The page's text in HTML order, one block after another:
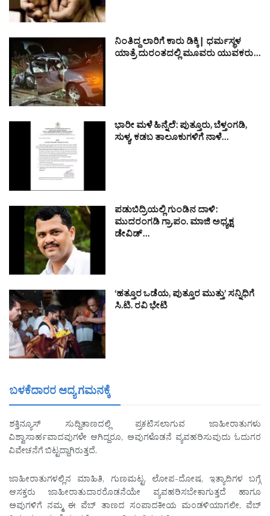
ನಿಂತಿದ್ದ ಲಾರಿಗೆ ಕಾರು ಡಿಕ್ಕಿ| ಧರ್ಮಸ್ಥಳ
ಯಾತ್ರೆ ದುರಂತದಲ್ಲಿ ಮೂವರು ಯುವಕರು…
ಭಾರೀ ಮಳೆ ಹಿನ್ನೆಲೆ: ಪುತ್ತೂರು, ಬೆಳ್ತಂಗಡಿ,
ಸುಳ್ಯ, ಕಡಬ ತಾಲೂಕುಗಳಿಗೆ ನಾಳೆ…
ಪಡುಬಿದ್ರಿಯಲ್ಲಿ ಗುಂಡಿನ ದಾಳಿ:
ಮುದರಂಗಡಿ ಗ್ರಾ.ಪಂ. ಮಾಜಿ ಅಧ್ಯಕ್ಷ
ಡೇವಿಡ್…
‘ಹತ್ತೂರ ಒಡೆಯ, ಪುತ್ತೂರ ಮುತ್ತು’ ಸನ್ನಿಧಿಗೆ
ಸಿ.ಟಿ. ರವಿ ಭೇಟಿ
ಬಳಕೆದಾರರ ಆದ್ಯ ಗಮನಕ್ಕೆ
ಶಕ್ತಿನ್ಯೂಸ್ ಸುದ್ದಿತಾಣದಲ್ಲಿ ಪ್ರಕಟಿಸಲಾಗುವ ಜಾಹೀರಾತುಗಳು
ವಿಶ್ವಾಸಾರ್ಹವಾದವುಗಳೇ ಆಗಿದ್ದರೂ, ಅವುಗಳೊಡನೆ ವ್ಯವಹರಿಸುವುದು ಓದುಗರ
ವಿವೇಚನೆಗೆ ಬಿಟ್ಟದ್ದಾಗಿರುತ್ತದೆ.
ಜಾಹೀರಾತುಗಳಲ್ಲಿನ ಮಾಹಿತಿ, ಗುಣಮಟ್ಟ, ಲೋಪ-ದೋಷ, ಇತ್ಯಾದಿಗಳ ಬಗ್ಗೆ
ಆಸಕ್ತರು ಜಾಹೀರಾತುದಾರರೊಡನೆಯೇ ವ್ಯವಹರಿಸಬೇಕಾಗುತ್ತದೆ ಹಾಗೂ
ಅವುಗಳಿಗೆ ನಮ್ಮ ಈ ವೆಬ್ ತಾಣದ ಸಂಪಾದಕೀಯ ಮಂಡಳಿಯಾಗಲೀ, ವೆಬ್